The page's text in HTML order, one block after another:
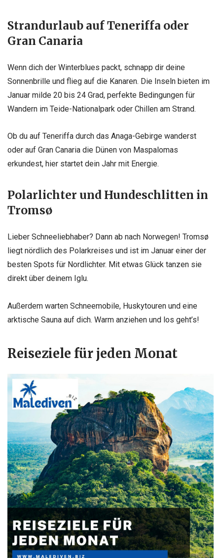
Strandurlaub auf Teneriffa oder
Gran Canaria
Wenn dich der Winterblues packt, schnapp dir deine
Sonnenbrille und flieg auf die Kanaren. Die Inseln bieten im
Januar milde 20 bis 24 Grad, perfekte Bedingungen für
Wandern im Teide-Nationalpark oder Chillen am Strand.
Ob du auf Teneriffa durch das Anaga-Gebirge wanderst
oder auf Gran Canaria die Dünen von Maspalomas
erkundest, hier startet dein Jahr mit Energie.
Polarlichter und Hundeschlitten in
Tromsø
Lieber Schneeliebhaber? Dann ab nach Norwegen! Tromsø
liegt nördlich des Polarkreises und ist im Januar einer der
besten Spots für Nordlichter. Mit etwas Glück tanzen sie
direkt über deinem Iglu.
Außerdem warten Schneemobile, Huskytouren und eine
arktische Sauna auf dich. Warm anziehen und los geht’s!
Reiseziele für jeden Monat